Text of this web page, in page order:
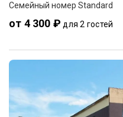
Семейный номер Standard
от 4 300 ₽ для 2 гостей